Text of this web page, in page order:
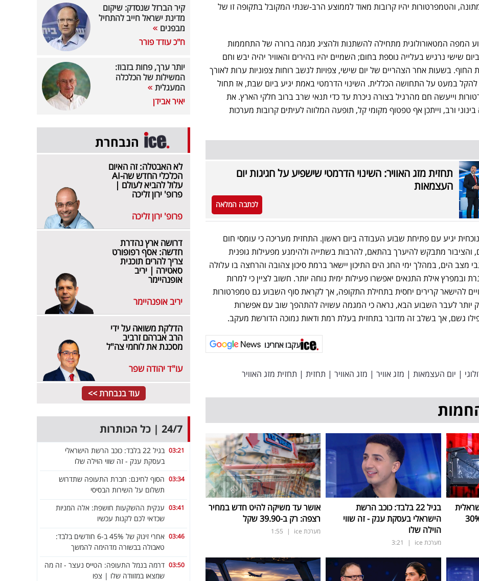
והטמפרטורות יהיו קרובות מאוד לממוצע הרב-שנתי המקובל בתקופה זו של
המפה המטאורולוגית מתחילה להשתנות ולהציג מגמה ברורה של התחממות
שישי נרגיש בעלייה נוספת בחום; השמיים יהיו בהירים והאוויר יהיה יבש וחם
החוף. בשעות אחר הצהריים של יום שישי, צפויות לנשב רוחות צפוניות ערות לאורך
במעט על התחושה הכללית. השינוי הדרמטי באמת יגיע ביום שבת, אז תחול
וייעשה חם מהרגיל בצורה ניכרת עד כדי תנאי שרב ברוב חלקי הארץ. את
ורב, וייתכן אף טפטוף מקומי קל, תופעה המלווה לעיתים קרובות מערכות
תחזית מזג האוויר: השינוי הדרמטי שישפיע על חגיגות יום
העצמאות
לכתבה המלאה
יגיע עם פתיחת שבוע העבודה ביום ראשון. התחזית מעריכה כי עומסי חום
והציבור מתבקש להיערך בהתאם, להרבות בשתייה ולהימנע מפעילות גופנית
מצב הים, במהלך ימי החג הים התיכון יישאר ברמת סיכון צהובה והרחצה בו עלולה
ובמפרץ אילת התנאים יאפשרו פעילות ימית נוחה יותר. חשוב לציין כי למרות
להישאר קרירים יחסית בתחילת התקופה, אך לקראת סוף השבוע גם טמפרטורות
יותר לעבר השבוע הבא, נראה כי המגמה עשויה להתהפך שוב עם אפשרות
גשם, אך בשלב זה מדובר בתחזית בעלת רמת ודאות נמוכה הדורשת מעקב.
עקבו אחרינו
| יום העצמאות | מזג אוויר | מזג האוויר | תחזית | תחזית מזג האוויר
בגיל 22 בלבד: כוכב הרשת
הישראלי בעסקת ענק - זה שווי
הוילה שלו
מערכת ice |
3:21
אושר עד משיקה להיט חדש במחיר
רצפה: רק ב-39.90 שקל
מערכת ice |
1:55
קיר הברזל שנסדק: שיקום
מדינת ישראל חייב להתחיל
מבפנים
ח"כ עודד פורר
יותר ערך, פחות בזבוז:
המשילות של הכלכלה
המעגלית
יאיר אבידן
הנבחרת
לא האבטלה: זה האיום
הכלכלי החדש שה-AI
עלול להביא לעולם |
פרופ' ירון זליכה
פרופ' ירון זליכה
דרושה ארץ נהדרת
חדשה: אסף רפופורט
צריך להרים תוכנית
סאטירה | יריב
אופנהיימר
יריב אופנהיימר
הדלקת משואה על ידי
הרב אברהם זרביב
מסכנת את לוחמי צה"ל
עו"ד יהודה שפר
עוד בנבחרת >>
24/7 | כל הכותרות
03:21
בגיל 22 בלבד: כוכב הרשת הישראלי
בעסקת ענק - זה שווי הוילה שלו
03:34 הסוף לחינם: חברת התעופה שתדרוש
תשלום על השירות הבסיסי
03:41 ענקית ההשקעות חושפת: אלה המניות
שכדאי לכם לקנות עכשיו
03:46
אחרי זינוק של 45% ב-6 חודשים בלבד:
טאבולה בבשורה מדהימה להמשך
03:50 דרמה בנמל התעופה: הטייס נעצר - זה מה
שמצאו במזוודה שלו | צפו